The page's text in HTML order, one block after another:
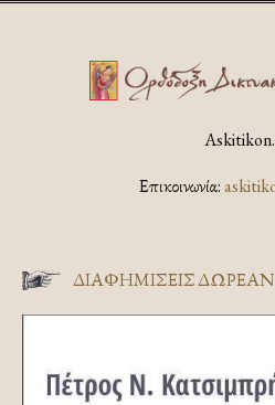
Επικοινωνία:
ΔΙΑΦΗΜΊΣΕΙΣ ΔΩΡΕΆΝ